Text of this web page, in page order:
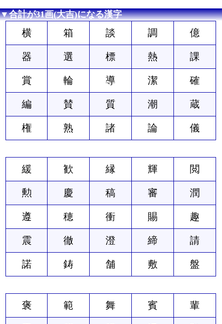
▼合計が31画(大吉)になる漢字
横 箱 談 調 億
器 選 標 熱 課
賞 輪 導 潔 確
編 賛 質 潮 蔵
権 熟 諸 論 儀
緩 歓 縁 輝 閲
勲 慶 稿 審 潤
遵 穂 衝 賜 趣
震 徹 澄 締 請
諾 鋳 舗 敷 盤
褒 範 舞 賓 輩